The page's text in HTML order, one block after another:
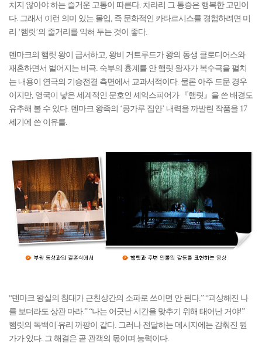
치지 않아야 하는 즐거운 고통이 따른다. 차라리 그 통증은 행복한 고민이
다. 그래서 이런 의미 있는 몰입, 즉 문화적인 카타르시스를 경험하려면 미
리 ‘햄릿’의 줄거리를 익혀 두는 것이 좋다.
덴마크의 햄릿 왕이 급서하고, 왕비 거트루드가 왕의 동생 클로디어스와
재혼하면서 벌어지는 비극. 숙부의 흉계를 안 햄릿 왕자가 복수극을 펼치
는 내용이 연극의 기승전결 측면에서 교과서적이다. 물론 아주 드문 경우
이지만, 영국이 낳은 세계적인 문호인 셰익스피어가 『햄릿』을 쓴 배경도
유추해 볼 수 있다. 덴마크 왕족의 ‘콩가루 집안’ 내력을 까발린 작품을 17
세기에 쓴 이유를.
“덴마크 왕실의 침대가 근친상간의 소파로 쓰이면 안 된다.” “괴상해진 나
를 보더라도 상관 마라.” “나는 어긋난 시간을 맞추기 위해 태어난 거야!”
햄릿의 독백이 유리 까팡이 같다. 그러나 전달하는 메시지에는 감춰진 뭔
가가 있다. 그 해결은 곧 관객의 몫이며 능력이다.